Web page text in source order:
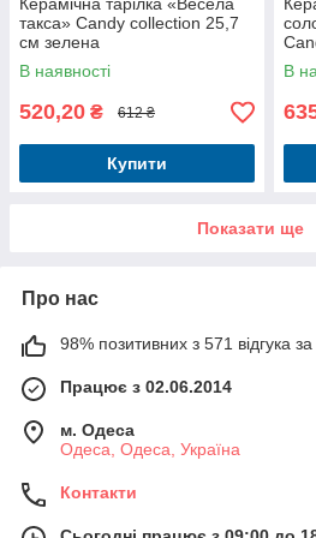
Керамічна тарілка «Весела
такса» Candy collection 25,7
см зелена
В наявності
520,20 ₴ 612 ₴
Купити
В
Показати ще
Про нас
98% позитивних з 571 відгука за
Працює з 02.06.2014
м. Одеса
Одеса, Одеса, Україна
Контакти